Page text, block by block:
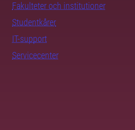
Fakulteter och institutioner
Studentkårer
IT-support
Servicecenter